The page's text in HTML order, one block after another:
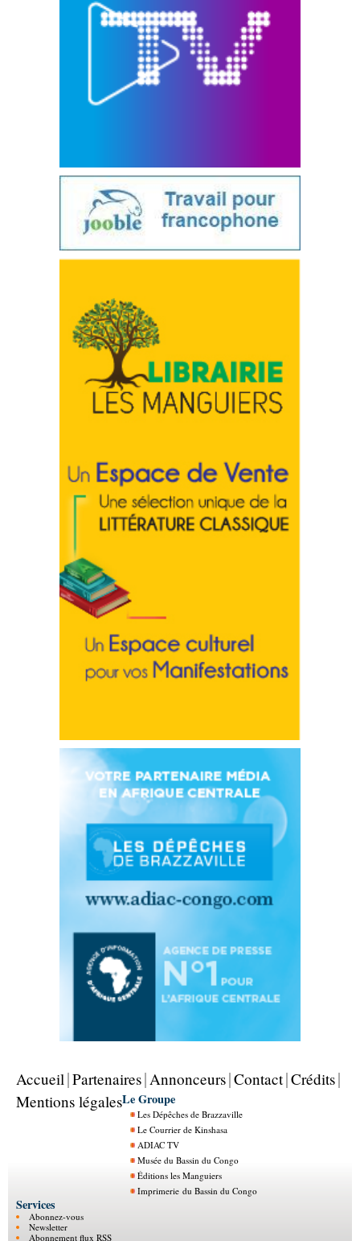
Accueil Partenaires Annonceurs Contact Crédits
Mentions légalesLe Groupe
Les Dépêches de Brazzaville
Le Courrier de Kinshasa
ADIAC TV
Musée du Bassin du Congo
Éditions les Manguiers
Imprimerie du Bassin du Congo
Services
Abonnez-vous
Newsletter
Abonnement flux RSS